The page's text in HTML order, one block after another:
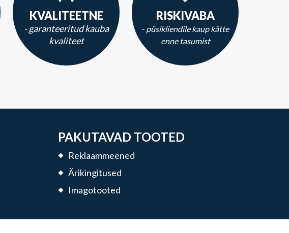
KVALITEETNE
- garanteeritud kauba
kvaliteet
RISKIVABA
- püsikliendile kaup kätte
enne tasumist
PAKUTAVAD TOOTED
Reklaammeened
Ärikingitused
Imagotooted